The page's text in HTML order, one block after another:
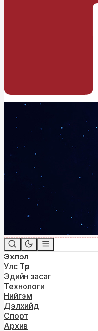
Эхлэл
Улс Төр
Эдийн засаг
Технологи
Нийгэм
Дэлхийд
Спорт
Архив